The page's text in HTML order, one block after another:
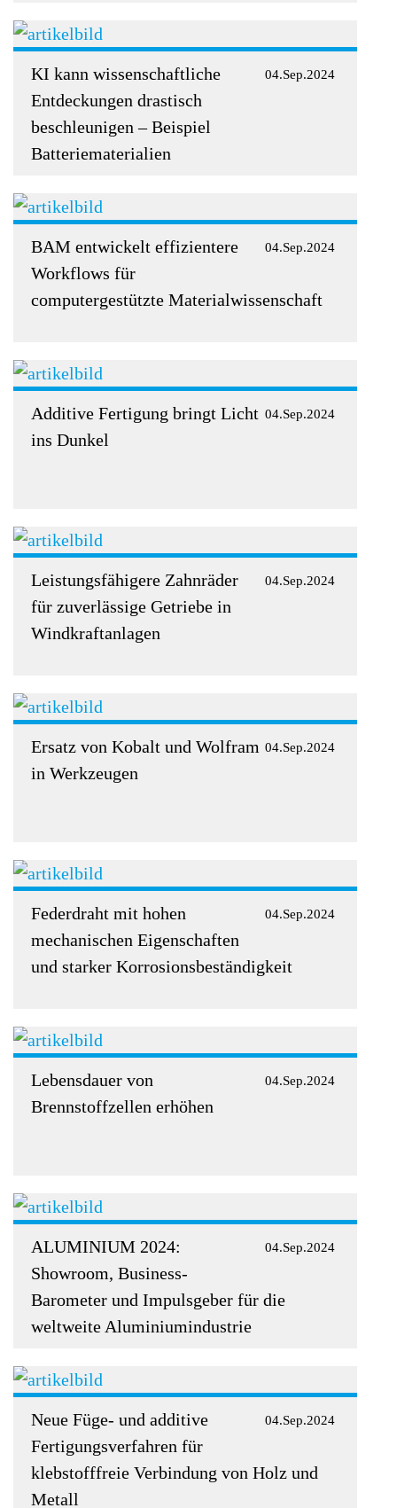
04.Sep.2024
KI kann wissenschaftliche
Entdeckungen drastisch
beschleunigen – Beispiel
Batteriematerialien
04.Sep.2024
BAM entwickelt effizientere
Workflows für
computergestützte Materialwissenschaft
04.Sep.2024
Additive Fertigung bringt Licht
ins Dunkel
04.Sep.2024
Leistungsfähigere Zahnräder
für zuverlässige Getriebe in
Windkraftanlagen
04.Sep.2024
Ersatz von Kobalt und Wolfram
in Werkzeugen
04.Sep.2024
Federdraht mit hohen
mechanischen Eigenschaften
und starker Korrosionsbeständigkeit
04.Sep.2024
Lebensdauer von
Brennstoffzellen erhöhen
04.Sep.2024
ALUMINIUM 2024:
Showroom, Business-
Barometer und Impulsgeber für die
weltweite Aluminiumindustrie
04.Sep.2024
Neue Füge- und additive
Fertigungsverfahren für
klebstofffreie Verbindung von Holz und
Metall